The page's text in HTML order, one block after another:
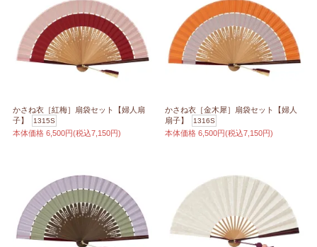
かさね衣［紅梅］扇袋セット【婦人扇
子】
1315S
本体価格 6,500円(税込7,150円)
かさね衣［金木犀］扇袋セット【婦人
扇子】
1316S
本体価格 6,500円(税込7,150円)